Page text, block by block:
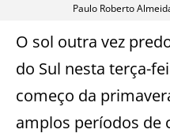
Paulo Roberto
O sol outra vez
do Sul nesta terça-
começo da
amplos períodos de